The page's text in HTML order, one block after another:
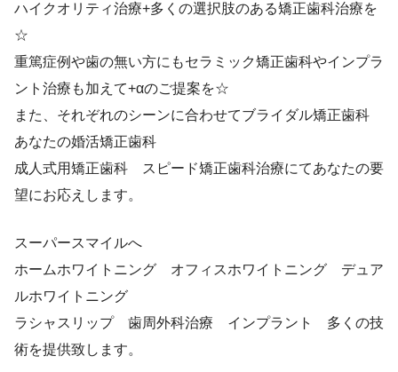
ハイクオリティ治療+多くの選択肢のある矯正歯科治療を
☆
重篤症例や歯の無い方にもセラミック矯正歯科やインプラ
ント治療も加えて+αのご提案を☆
また、それぞれのシーンに合わせてブライダル矯正歯科
あなたの婚活矯正歯科
成人式用矯正歯科 スピード矯正歯科治療にてあなたの要
望にお応えします。
スーパースマイルへ
ホームホワイトニング オフィスホワイトニング デュア
ルホワイトニング
ラシャスリップ 歯周外科治療 インプラント 多くの技
術を提供致します。